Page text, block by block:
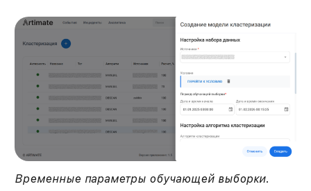
Временные параметры обучающей выборки.